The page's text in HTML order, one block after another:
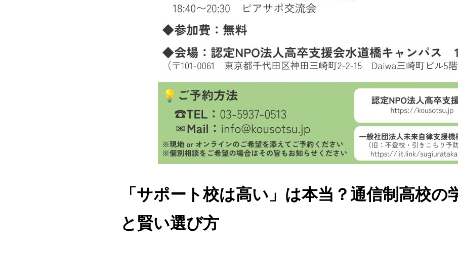
「サポート校は高い」は本当？通信制高校の
と賢い選び方